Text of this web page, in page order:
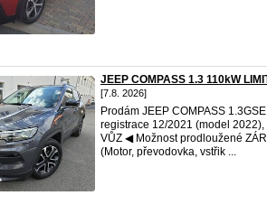
JEEP COMPASS 1.3 110kW
[7.8. 2026]
Prodám JEEP COMPASS
registrace 12/2021 (model
VŮZ ◀ Možnost prodloužené
(Motor, převodovka, vstřik ...